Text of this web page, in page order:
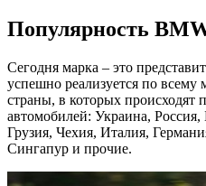
Популярность
Сегодня марка – это
успешно реализуется по всему
страны, в которых происходят
автомобилей: Украина,
Грузия, Чехия, Италия,
Сингапур и прочие.